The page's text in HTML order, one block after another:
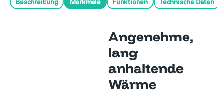
Beschreibung Merkmale Funktionen Technische Daten
Angenehme,
lang
anhaltende
Wärme